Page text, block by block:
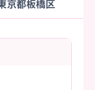
京都板橋区